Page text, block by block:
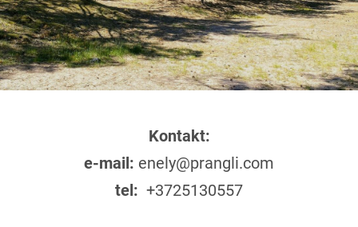
Kontakt:
e-mail: enely@prangli.com
tel: +3725130557